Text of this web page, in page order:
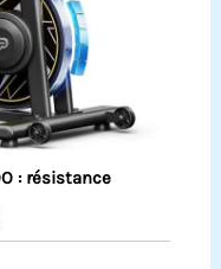
: résistance